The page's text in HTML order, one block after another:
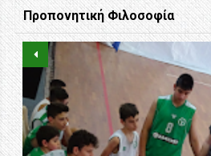
Προπονητική Φιλοσοφία